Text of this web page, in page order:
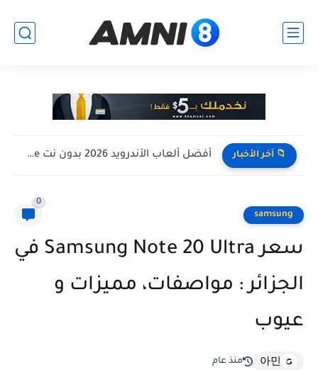
📁 آخر الأخبار افضل تجميعة كمبيوتر للالعاب بأرخص سعر ممكن ! تجميعة Pc...
samsung
0
سعر Samsung Note 20 Ultra في
الجزائر : مواصفات، مميزات و
عيوب
아민 منذ عام